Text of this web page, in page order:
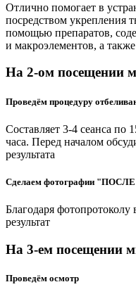
Отлично помогает в
посредством укрепления
помощью препаратов,
и макроэлементов, а
На 2-ом посещении
Проведём процедуру
Составляет 3-4 сеанса по
часа. Перед началом
результата
Сделаем фотографии
Благодаря
результат
На 3-ем посещении
Проведём осмотр